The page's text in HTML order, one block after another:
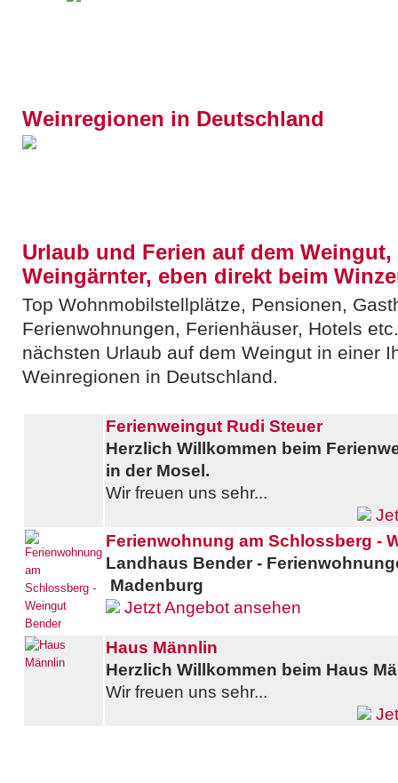
Weinregionen in Deutschland
Urlaub und Ferien auf dem
Weingärnter, eben direkt beim
Top Wohnmobilstellplätze, Pensionen,
Ferienwohnungen, Ferienhäuser, Hotels
nächsten Urlaub auf dem Weingut in einer
Weinregionen in Deutschland.
Ferienweingut Rudi Steuer
Herzlich Willkommen beim
in der Mosel.
Wir freuen uns sehr...
Ferienwohnung am Schlossberg -
Landhaus Bender -
Madenburg
Jetzt Angebot ansehen
Haus Männlin
Herzlich Willkommen beim Haus
Wir freuen uns sehr...